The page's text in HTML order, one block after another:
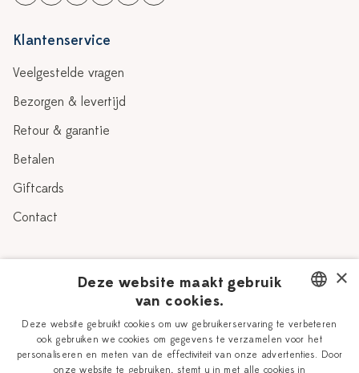
Klantenservice
Veelgestelde vragen
Bezorgen & levertijd
Retour & garantie
Betalen
Giftcards
Contact
Verhaal
Onze plateelschilders
Delfts Blauw
Workshops
Vacatures
DUTCH
ENGLISH
×
Deze website maakt gebruik
van cookies.
Deze website gebruikt cookies om uw gebruikerservaring te verbeteren
ook gebruiken we cookies om gegevens te verzamelen voor het
personaliseren en meten van de effectiviteit van onze advertenties. Door
onze website te gebruiken, stemt u in met alle cookies in